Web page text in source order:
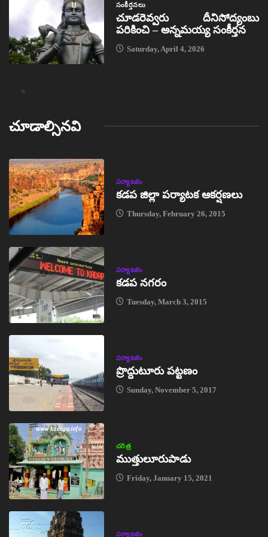
సంకీర్తనలు
చూడరెవ్వరు దీనిసోద్యంబు
పరికించి – అన్నమయ్య సంకీర్తన
Saturday, April 4, 2026
చూడాల్సినవి
పర్యాటకం
కడప జిల్లా పర్యాటక ఆకర్షణలు
Thursday, February 26, 2015
పర్యాటకం
కడప నగరం
Tuesday, March 3, 2015
పర్యాటకం
ప్రొద్దుటూరు పట్టణం
Sunday, November 5, 2017
చరిత్ర
ముత్తులూరుపాడు
Friday, January 15, 2021
పర్యాటకం